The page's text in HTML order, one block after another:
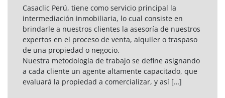
Casaclic Perú, tiene como servicio principal la
intermediación inmobiliaria, lo cual consiste en
brindarle a nuestros clientes la asesoría de nuestros
expertos en el proceso de venta, alquiler o traspaso
de una propiedad o negocio.
Nuestra metodología de trabajo se define asignando
a cada cliente un agente altamente capacitado, que
evaluará la propiedad a comercializar, y así […]